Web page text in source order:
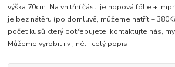
výška 70cm. Na vnitřní části je nopová fólie +
je bez nátěru (po domluvě, můžeme natřít +
počet kusů který potřebujete, kontaktujte nás,
Můžeme vyrobit i v jiné... celý popis